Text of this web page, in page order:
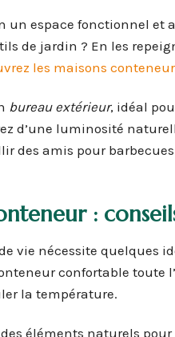
espace fonctionnel et
de jardin ? En les
les maisons
bureau extérieur, idéal
d’une luminosité
des amis pour
:
vie nécessite quelques
confortable toute
la température.
éléments naturels pour